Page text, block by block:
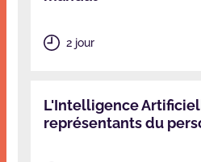
2 jour
L'Intelligence
représentants du